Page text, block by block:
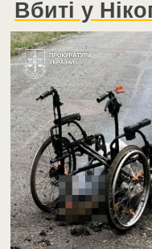
Вбиті у